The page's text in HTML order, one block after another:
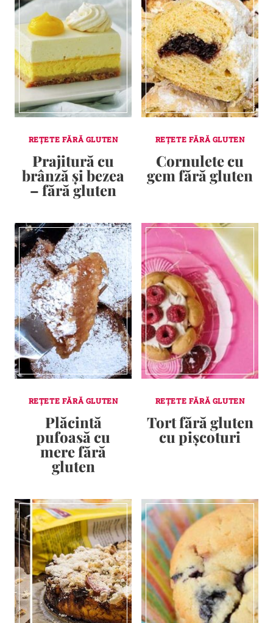
REȚETE FĂRĂ GLUTEN
Prajitură cu
brânză și bezea
– fără gluten
REȚETE FĂRĂ GLUTEN
Cornulete cu
gem fără gluten
REȚETE FĂRĂ GLUTEN
Plăcintă
pufoasă cu
mere fără
gluten
REȚETE FĂRĂ GLUTEN
Tort fără gluten
cu pișcoturi